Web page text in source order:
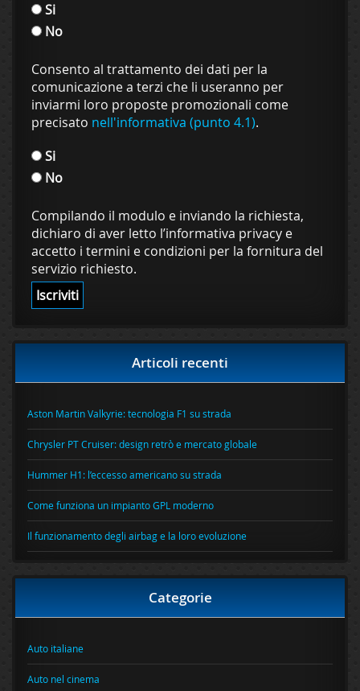
Si
No
Consento al trattamento dei dati per la
comunicazione a terzi che li useranno per
inviarmi loro proposte promozionali come
precisato nell'informativa (punto 4.1).
Si
No
Compilando il modulo e inviando la richiesta,
dichiaro di aver letto l’informativa privacy e
accetto i termini e condizioni per la fornitura del
servizio richiesto.
Articoli recenti
Aston Martin Valkyrie: tecnologia F1 su strada
Chrysler PT Cruiser: design retrò e mercato globale
Hummer H1: l’eccesso americano su strada
Come funziona un impianto GPL moderno
Il funzionamento degli airbag e la loro evoluzione
Categorie
Auto italiane
Auto nel cinema